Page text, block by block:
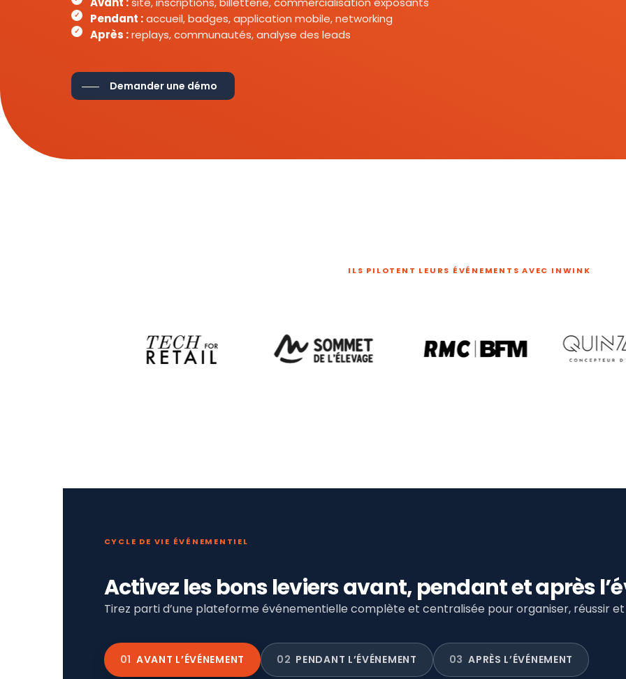
Pendant :accueil, badges, application mobile, networking
Après :replays, communautés, analyse des leads
Demander une démo
ILS PILOTENT LEURS ÉVÉNEMENTS AVEC INWINK
CYCLE DE VIE ÉVÉNEMENTIEL
Activez les bons leviers avant, pendant et après
Tirez parti d’une plateforme événementielle complète et centralisée pour organiser, réussir
01 AVANT L’ÉVÉNEMENT 02 PENDANT L’ÉVÉNEMENT 03 APRÈS L’ÉVÉNEMENT